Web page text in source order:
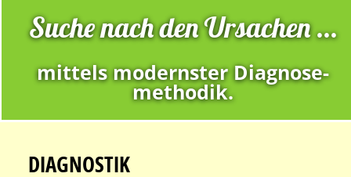
DIAGNOSTIK
Suche nach den Ursachen ...
mittels modernster Diagnose­
methodik.